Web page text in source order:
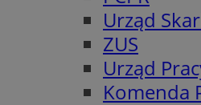
Urząd
ZUS
Urząd
Komenda